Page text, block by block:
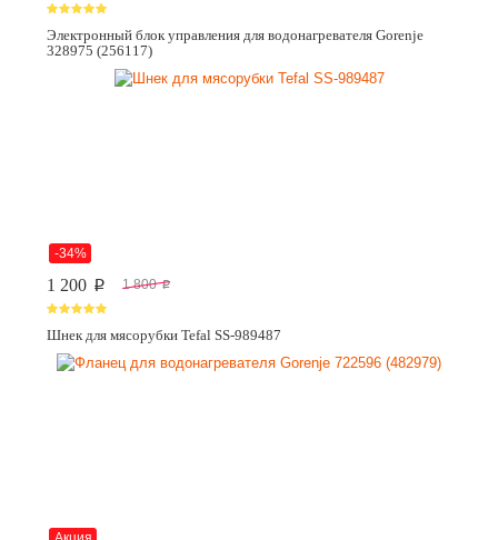
Электронный блок управления для водонагревателя Gorenje
328975 (256117)
-34%
1 200 p 1 800 p
Шнек для мясорубки Tefal SS-989487